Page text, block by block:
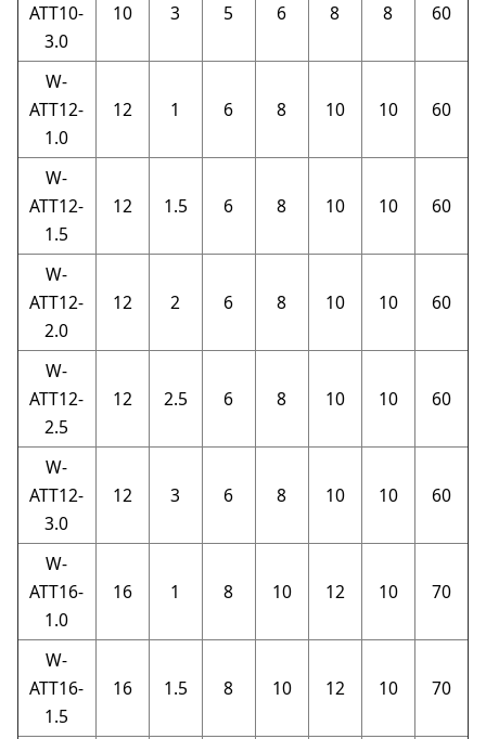
ATT10-
3.0
10 3 5 6 8 8 60
W-
ATT12-
1.0
12 1 6 8 10 10 60
W-
ATT12-
1.5
12 1.5 6 8 10 10 60
W-
ATT12-
2.0
12 2 6 8 10 10 60
W-
ATT12-
2.5
12 2.5 6 8 10 10 60
W-
ATT12-
3.0
12 3 6 8 10 10 60
W-
ATT16-
1.0
16 1 8 10 12 10 70
W-
ATT16-
1.5
16 1.5 8 10 12 10 70